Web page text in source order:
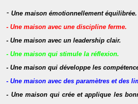
- Une maison émotionnellement équilibrée.
- Une maison avec une discipline ferme.
- Une maison avec un leadership clair.
- Une maison qui stimule la réflexion.
- Une maison qui développe les
- Une maison avec des paramètres et des
- Une maison qui crée et applique les